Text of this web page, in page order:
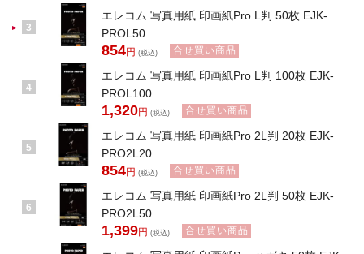
3
エレコム 写真用紙 印画紙Pro L判 50枚 EJK-
PROL50
854円 (税込) 合せ買い商品
4
エレコム 写真用紙 印画紙Pro L判 100枚 EJK-
PROL100
1,320円 (税込) 合せ買い商品
5
エレコム 写真用紙 印画紙Pro 2L判 20枚 EJK-
PRO2L20
854円 (税込) 合せ買い商品
6
エレコム 写真用紙 印画紙Pro 2L判 50枚 EJK-
PRO2L50
1,399円 (税込) 合せ買い商品